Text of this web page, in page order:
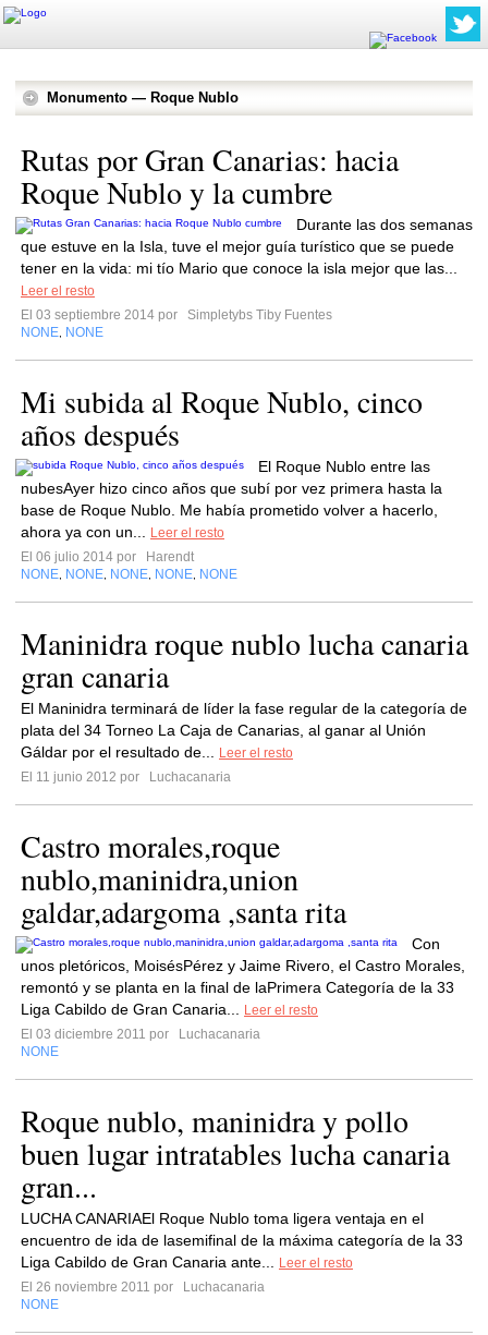
Monumento — Roque Nublo
Rutas por Gran Canarias: hacia
Roque Nublo y la cumbre
Durante las dos semanas
que estuve en la Isla, tuve el mejor guía turístico que se puede
tener en la vida: mi tío Mario que conoce la isla mejor que las...
Leer el resto
El 03 septiembre 2014 por
Simpletybs Tiby Fuentes
NONE NONE
Mi subida al Roque Nublo, cinco
años después
El Roque Nublo entre las
nubesAyer hizo cinco años que subí por vez primera hasta la
base de Roque Nublo. Me había prometido volver a hacerlo,
ahora ya con un...
Leer el resto
El 06 julio 2014 por
Harendt
NONE NONE NONE NONE NONE
Maninidra roque nublo lucha canaria
gran canaria
El Maninidra terminará de líder la fase regular de la categoría de
plata del 34 Torneo La Caja de Canarias, al ganar al Unión
Gáldar por el resultado de...
Leer el resto
El 11 junio 2012 por
Luchacanaria
Castro morales,roque
nublo,maninidra,union
galdar,adargoma ,santa rita
Con
unos pletóricos, MoisésPérez y Jaime Rivero, el Castro Morales,
remontó y se planta en la final de laPrimera Categoría de la 33
Liga Cabildo de Gran Canaria...
Leer el resto
El 03 diciembre 2011 por
Luchacanaria
NONE
Roque nublo, maninidra y pollo
buen lugar intratables lucha canaria
gran...
LUCHA CANARIAEl Roque Nublo toma ligera ventaja en el
encuentro de ida de lasemifinal de la máxima categoría de la 33
Liga Cabildo de Gran Canaria ante...
Leer el resto
El 26 noviembre 2011 por
Luchacanaria
NONE